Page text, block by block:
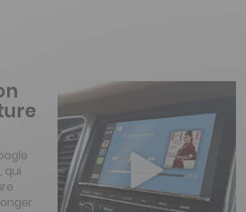
qui